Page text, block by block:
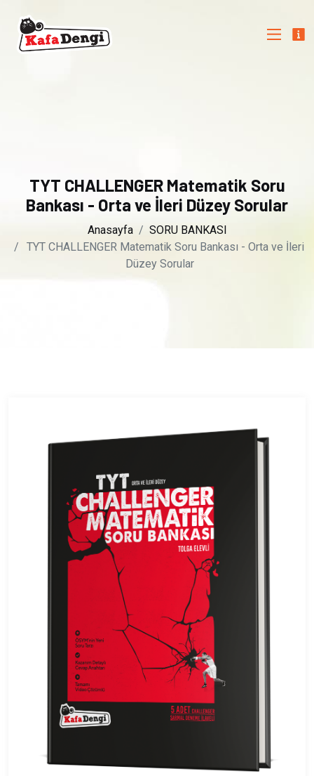
TYT CHALLENGER Matematik Soru
Bankası - Orta ve İleri Düzey Sorular
Anasayfa
SORU BANKASI
TYT CHALLENGER Matematik Soru Bankası - Orta ve İleri
Düzey Sorular